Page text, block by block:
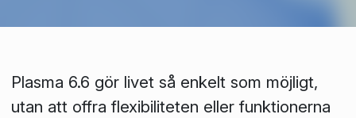
Plasma 6.6 gör livet så enkelt som möjligt,
utan att offra flexibiliteten eller funktionerna